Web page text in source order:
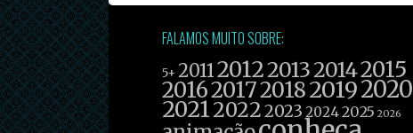
FALAMOS MUITO SOBRE:
5+ 20112012201320142015
20162017201820192020
202120222023 20242025 2026